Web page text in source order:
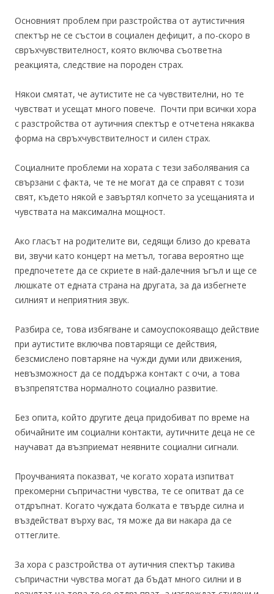
Основният проблем при разстройства от аутистичния
спектър не се състои в социален дефицит, а по-скоро в
свръхчувствителност, която включва съответна
реакцията, следствие на породен страх.
Някои смятат, че аутистите не са чувствителни, но те
чувстват и усещат много повече. Почти при всички хора
с разстройства от аутичния спектър е отчетена някаква
форма на свръхчувствителност и силен страх.
Социалните проблеми на хората с тези заболявания са
свързани с факта, че те не могат да се справят с този
свят, където някой е завъртял копчето за усещанията и
чувствата на максимална мощност.
Ако гласът на родителите ви, седящи близо до кревата
ви, звучи като концерт на метъл, тогава вероятно ще
предпочетете да се скриете в най-далечния ъгъл и ще се
люшкате от едната страна на другата, за да избегнете
силният и неприятния звук.
Разбира се, това избягване и самоуспокояващо действие
при аутистите включва повтарящи се действия,
безсмислено повтаряне на чужди думи или движения,
невъзможност да се поддържа контакт с очи, а това
възпрепятства нормалното социално развитие.
Без опита, който другите деца придобиват по време на
обичайните им социални контакти, аутичните деца не се
научават да възприемат неявните социални сигнали.
Проучванията показват, че когато хората изпитват
прекомерни съпричастни чувства, те се опитват да се
отдръпнат. Когато чуждата болката е твърде силна и
въздействат върху вас, тя може да ви накара да се
оттеглите.
За хора с разстройства от аутичния спектър такива
съпричастни чувства могат да бъдат много силни и в